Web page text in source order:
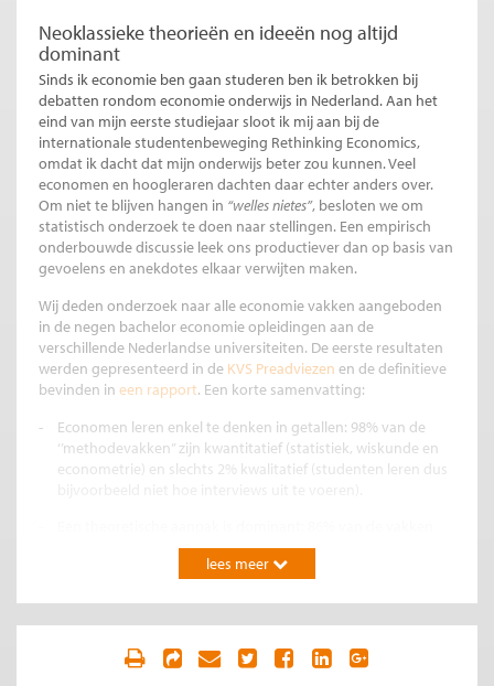
Neoklassieke theorieën en ideeën nog altijd
dominant
Sinds ik economie ben gaan studeren ben ik betrokken bij
debatten rondom economie onderwijs in Nederland. Aan het
eind van mijn eerste studiejaar sloot ik mij aan bij de
internationale studentenbeweging Rethinking Economics,
omdat ik dacht dat mijn onderwijs beter zou kunnen. Veel
economen en hoogleraren dachten daar echter anders over.
Om niet te blijven hangen in “welles nietes”, besloten we om
statistisch onderzoek te doen naar stellingen. Een empirisch
onderbouwde discussie leek ons productiever dan op basis van
gevoelens en anekdotes elkaar verwijten maken.
Wij deden onderzoek naar alle economie vakken aangeboden
in de negen bachelor economie opleidingen aan de
verschillende Nederlandse universiteiten. De eerste resultaten
werden gepresenteerd in de KVS Preadviezen en de definitieve
bevinden in een rapport. Een korte samenvatting:
Economen leren enkel te denken in getallen: 98% van de
‘’methodevakken’’ zijn kwantitatief (statistiek, wiskunde en
econometrie) en slechts 2% kwalitatief (studenten leren dus
richt zich op modellen gebaseerd op aannames over
rationaliteit, individuele nutsmaximalisatie, perfecte markten
efficiënte allocatie (ook wel neoklassieke economie
genoemd). Gedragseconomie, de hierna meest behandelde
aanpak, komt slechts in 4% aan bod.
lees meer